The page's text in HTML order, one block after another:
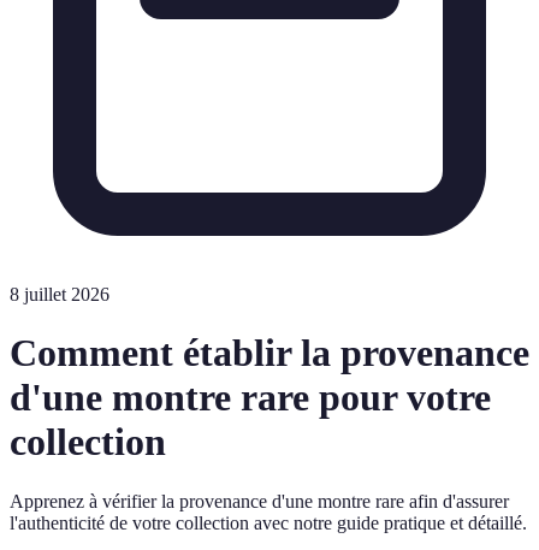
8 juillet 2026
Comment établir la provenance
d'une montre rare pour votre
collection
Apprenez à vérifier la provenance d'une montre rare afin d'assurer
l'authenticité de votre collection avec notre guide pratique et détaillé.